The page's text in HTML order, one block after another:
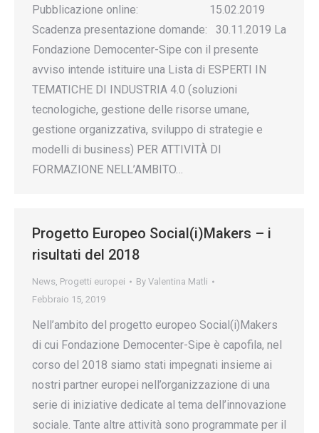
Pubblicazione online: 15.02.2019
Scadenza presentazione domande: 30.11.2019 La
Fondazione Democenter-Sipe con il presente
avviso intende istituire una Lista di ESPERTI IN
TEMATICHE DI INDUSTRIA 4.0 (soluzioni
tecnologiche, gestione delle risorse umane,
gestione organizzativa, sviluppo di strategie e
modelli di business) PER ATTIVITÀ DI
FORMAZIONE NELL’AMBITO…
Progetto Europeo Social(i)Makers – i
risultati del 2018
News, Progetti europei By Valentina Matli
Febbraio 15, 2019
Nell’ambito del progetto europeo Social(i)Makers
di cui Fondazione Democenter-Sipe è capofila, nel
corso del 2018 siamo stati impegnati insieme ai
nostri partner europei nell’organizzazione di una
serie di iniziative dedicate al tema dell’innovazione
sociale. Tante altre attività sono programmate per il